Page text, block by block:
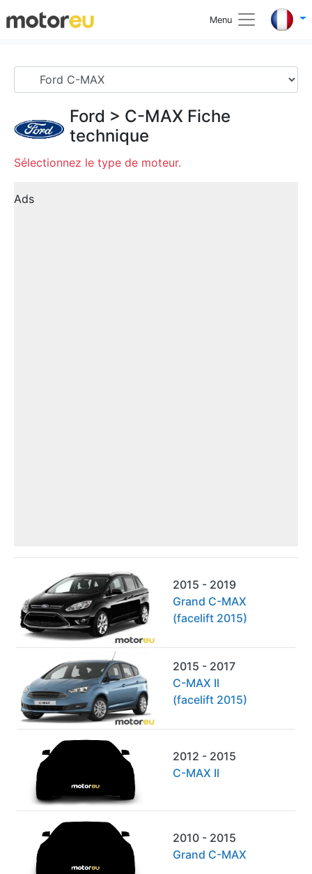
Menu
Ford > C-MAX Fiche
technique
Sélectionnez le type de moteur.
Ads
2015 - 2019
Grand C-MAX
(facelift 2015)
2015 - 2017
C-MAX II
(facelift 2015)
2012 - 2015
C-MAX II
2010 - 2015
Grand C-MAX